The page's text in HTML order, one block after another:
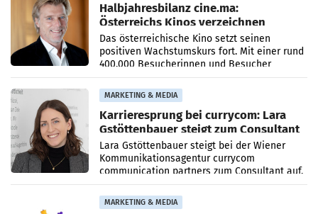
Halbjahresbilanz cine.ma:
Österreichs Kinos verzeichnen
400.000 Besucher mehr
Das österreichische Kino setzt seinen
positiven Wachstumskurs fort. Mit einer rund
400.000 Besucherinnen und Besucher
höheren Nettoreichweite im ersten Halbjahr
2026 gegenüber dem
MARKETING & MEDIA
Karrieresprung bei currycom: Lara
Gstöttenbauer steigt zum Consultant
auf
Lara Gstöttenbauer steigt bei der Wiener
Kommunikationsagentur currycom
communication partners zum Consultant auf.
Die 27-jährige Beraterin betreut Kundinnen
und Kunden in den Bereichen
MARKETING & MEDIA